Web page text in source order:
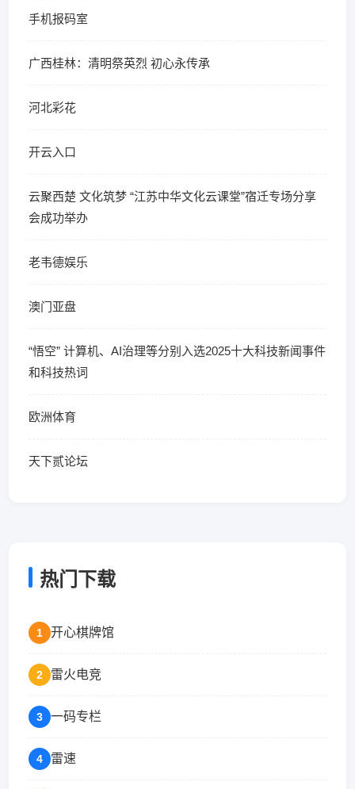
手机报码室
广西桂林：清明祭英烈 初心永传承
河北彩花
开云入口
云聚西楚 文化筑梦 “江苏中华文化云课堂”宿迁专场分享
会成功举办
老韦德娱乐
澳门亚盘
“悟空” 计算机、AI治理等分别入选2025十大科技新闻事件
和科技热词
欧洲体育
天下贰论坛
热门下载
1 开心棋牌馆
2 雷火电竞
3 一码专栏
4 雷速